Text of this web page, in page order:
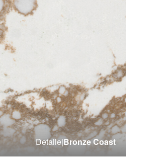
Detalle|Bronze Coast